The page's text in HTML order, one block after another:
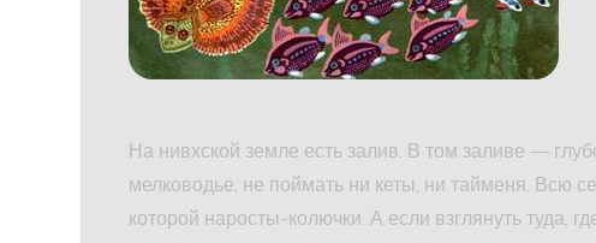
На нивхской земле есть залив. В том заливе —
мелководье, не поймать ни кеты, ни тайменя. Всю
которой наросты-колючки. А если взглянуть туда,